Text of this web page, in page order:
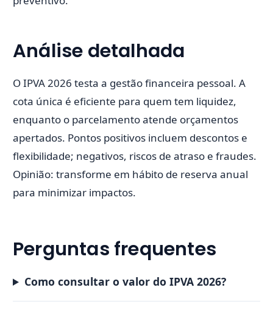
Análise detalhada
O IPVA 2026 testa a gestão financeira pessoal. A
cota única é eficiente para quem tem liquidez,
enquanto o parcelamento atende orçamentos
apertados. Pontos positivos incluem descontos e
flexibilidade; negativos, riscos de atraso e fraudes.
Opinião: transforme em hábito de reserva anual
para minimizar impactos.
Perguntas frequentes
Como consultar o valor do IPVA 2026?